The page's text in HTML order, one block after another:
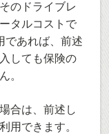
のドライブレ
タルコストで
であれば、前述
しても保険の
。
合は、前述し
用できます。